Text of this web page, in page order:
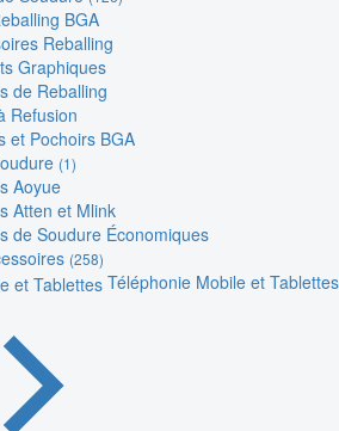
BGA
Reballing
Graphiques
de Reballing
Refusion
et Pochoirs BGA
(1)
Aoyue
Atten et Mlink
de Soudure Économiques
(258)
Téléphonie Mobile et Tablettes